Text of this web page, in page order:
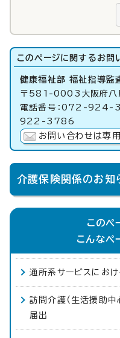
このページに関する お問
健康福祉部 福祉指導監
〒581-0003大阪府八
電話番号：072-924-
922-3786
お問い合わせは専
介護保険関係のお知
このペ
こんなペ
通所系サービスにお
訪問介護（生活援助中
届出